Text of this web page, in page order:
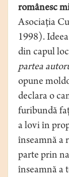
românesc
Asociaţia
1998).
din capul
partea
opune
declara o
furibundă
a lovi în
înseamnă a
parte prin
înseamnă a